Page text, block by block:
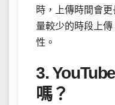
時，上傳時間會
量較少的時段上
性。
3.
嗎？